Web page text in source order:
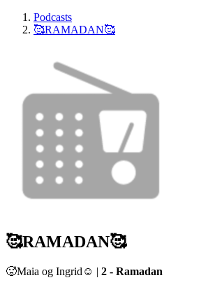
Podcasts
🥰RAMADAN🥰
🥰RAMADAN🥰
🥵Maia og Ingrid☺️ | 2 - Ramadan